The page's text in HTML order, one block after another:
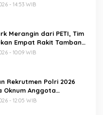
- 14:53 WIB
Merangin dari PETI, Tim
Empat Rakit Tambang
- 10:09 WIB
Rekrutmen Polri 2026
Oknum Anggota
Polda Jambi
- 12:05 WIB